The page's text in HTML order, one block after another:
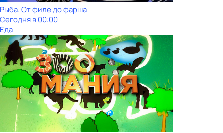
Рыба. От филе до фарша
Сегодня в 00:00
Еда